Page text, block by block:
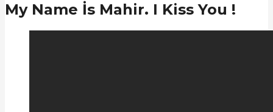
My Name İs Mahir. I Kiss You !